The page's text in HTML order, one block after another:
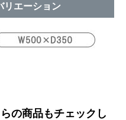
リエーション
の商品もチェックし